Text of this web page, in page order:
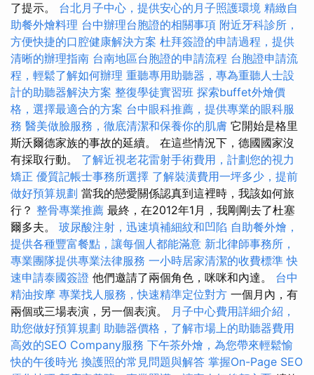
了提示。 台北月子中心，提供安心的月子照護環境 精緻自
助餐外燴料理 台中辦理台胞證的相關事項 附近牙科診所，
方便快捷的口腔健康解決方案 杜拜簽證的申請過程，提供
清晰的辦理指南 台南地區台胞證的申請流程 台胞證申請流
程，輕鬆了解如何辦理 重聽專用助聽器，專為重聽人士設
計的助聽器解決方案 整復學徒實習班 探索buffet外燴價
格，選擇最適合的方案 台中眼科推薦，提供專業的眼科服
務 醫美做臉服務，徹底清潔和保養你的肌膚 它開始是格里
斯沃爾德家族的事故的延續。 在這些情況下，德國國家沒
有採取行動。 了解近視老花雷射手術費用，計劃您的視力
矯正 優質記帳士事務所選擇 了解裝潢費用一坪多少，提前
做好預算規劃 當我的戀愛關係認真到這裡時，我該如何旅
行？ 整骨專業推薦 最終，在2012年1月，我剛剛去了杜塞
爾多夫。 玻尿酸注射，迅速填補細紋和凹陷 自助餐外燴，
提供各種豐富餐點，讓每個人都能滿意 新北律師事務所，
專業團隊提供專業法律服務 一小時居家清潔的收費標準 快
速申請泰國簽證 他們邀請了兩個角色，咪咪和內達。 台中
精油按摩 專業找人服務，快速精準定位對方 一個月內，有
兩個或三場表演，另一個表演。 月子中心費用詳細介紹，
助您做好預算規劃 助聽器價格，了解市場上的助聽器費用
高效的SEO Company服務 下午茶外燴，為您帶來輕鬆愉
快的午後時光 換護照的常見問題與解答 掌握On-Page SEO